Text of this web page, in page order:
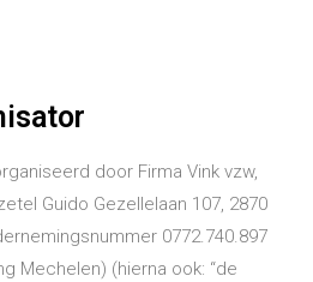
door Firma Vink vzw,
Guido Gezellelaan 107, 2870
0772.740.897
Mechelen) (hierna ook: “de